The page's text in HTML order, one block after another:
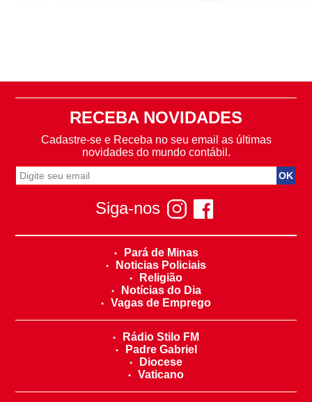
RECEBA NOVIDADES
Cadastre-se e Receba no seu email as últimas
novidades do mundo contábil.
Siga-nos
Pará de Minas
Noticias Policiais
Religião
Notícias do Dia
Vagas de Emprego
Rádio Stilo FM
Padre Gabriel
Diocese
Vaticano